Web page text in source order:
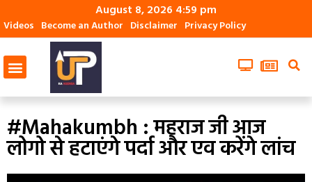
August 8, 2026 4:59 pm
Videos Become an Author Disclaimer Privacy Policy
#Mahakumbh : महराज जी आज
लोगो से हटाएंगे पर्दा और एव करेंगे लांच